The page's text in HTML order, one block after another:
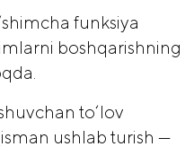
funksiya
boshqarishning
to‘lov
ushlab turish —